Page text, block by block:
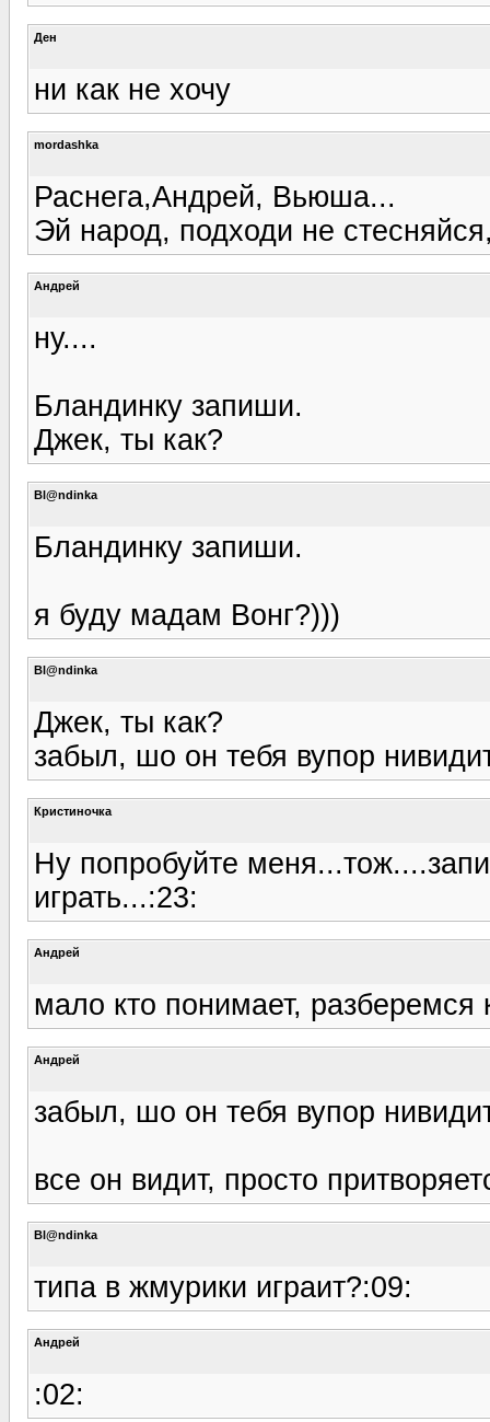
Ден
ни как не хочу
mordashka
Раснега,Андрей, Вьюша...
Эй народ, подходи не
Андрей
ну....
Бландинку запиши.
Джек, ты как?
Bl@ndinka
Бландинку запиши.
я буду мадам Вонг?)))
Bl@ndinka
Джек, ты как?
забыл, шо он тебя вупор
Кристиночка
Ну попробуйте
играть...:23:
Андрей
мало кто понимает, разберемся
Андрей
забыл, шо он тебя вупор
все он видит, просто
Bl@ndinka
типа в жмурики играит?:09:
Андрей
:02: